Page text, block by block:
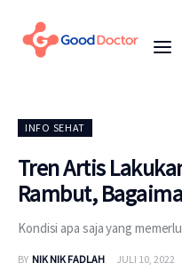
Untuk Bisnis
INFO SEHAT
Tren Artis
Rambut,
Kondisi apa saja yang
BY NIK NIK FADLAH JULI 10, 2022